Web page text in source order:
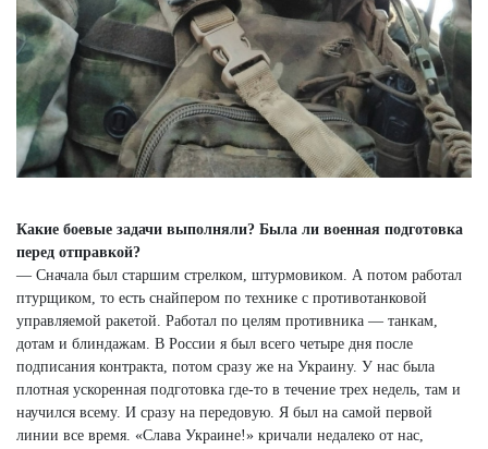
Какие боевые задачи выполняли? Была ли военная подготовка
перед отправкой?
— Сначала был старшим стрелком, штурмовиком. А потом работал
птурщиком, то есть снайпером по технике с противотанковой
управляемой ракетой. Работал по целям противника — танкам,
дотам и блиндажам. В России я был всего четыре дня после
подписания контракта, потом сразу же на Украину. У нас была
плотная ускоренная подготовка где-то в течение трех недель, там и
научился всему. И сразу на передовую. Я был на самой первой
линии все время. «Слава Украине!» кричали недалеко от нас,